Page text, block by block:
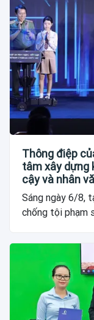
Thông điệp
tâm xây dựng
cậy và nhân
Sáng ngày 6/8,
chống tội phạm